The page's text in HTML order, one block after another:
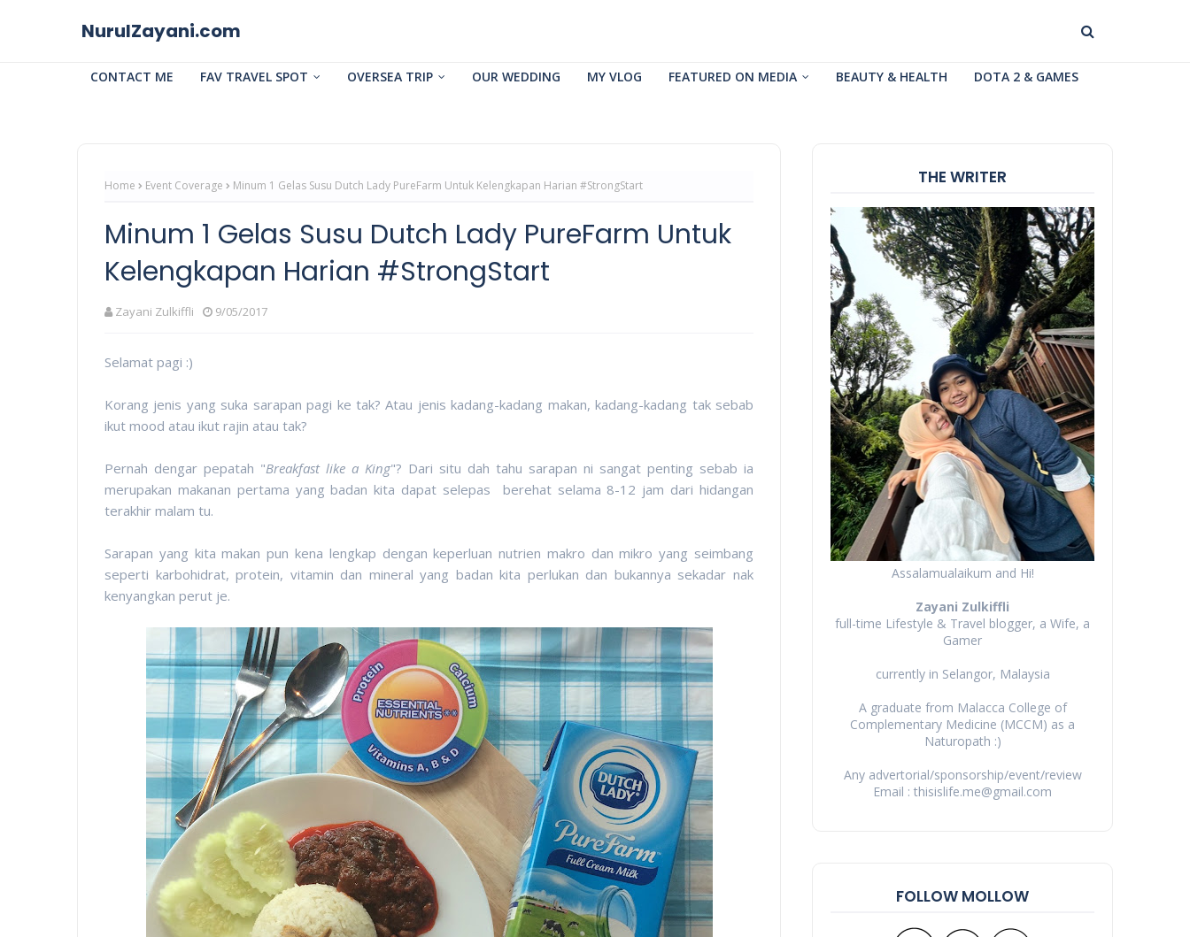
NurulZayani.com
CONTACT ME FAV TRAVEL SPOT OVERSEA TRIP OUR WEDDING MY VLOG FEATURED ON MEDIA BEAUTY & HEALTH DOTA 2 & GAMES
Home Event Coverage Minum 1 Gelas Susu Dutch Lady PureFarm Untuk Kelengkapan Harian #StrongStart
Minum 1 Gelas Susu Dutch Lady PureFarm Untuk
Kelengkapan Harian #StrongStart
Zayani Zulkiffli 9/05/2017
Selamat pagi :)
Korang jenis yang suka sarapan pagi ke tak? Atau jenis kadang-kadang makan, kadang-kadang tak sebab
ikut mood atau ikut rajin atau tak?
Pernah dengar pepatah "Breakfast like a King"? Dari situ dah tahu sarapan ni sangat penting sebab ia
merupakan makanan pertama yang badan kita dapat selepas berehat selama 8-12 jam dari hidangan
terakhir malam tu.
Sarapan yang kita makan pun kena lengkap dengan keperluan nutrien makro dan mikro yang seimbang
seperti karbohidrat, protein, vitamin dan mineral yang badan kita perlukan dan bukannya sekadar nak
kenyangkan perut je.
THE WRITER
Assalamualaikum and Hi!
Zayani Zulkiffli
full-time Lifestyle & Travel blogger, a Wife, a
Gamer
currently in Selangor, Malaysia
A graduate from Malacca College of
Complementary Medicine (MCCM) as a
Naturopath :)
Any advertorial/sponsorship/event/review
Email : thisislife.me@gmail.com
FOLLOW MOLLOW